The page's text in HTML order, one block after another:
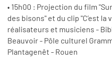
• 15h00 : Projection du film
des bisons" et du clip "C’est
réalisateurs et musiciens -
Beauvoir - Pôle culturel
Plantagenêt - Rouen